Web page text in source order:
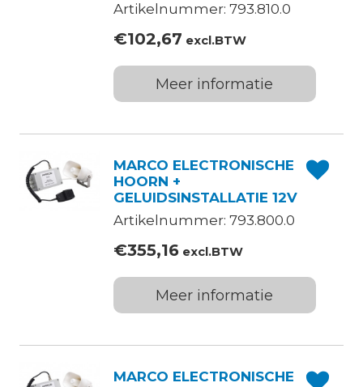
Artikelnummer: 793.810.0
€102,67 excl.BTW
Meer informatie
MARCO ELECTRONISCHE
HOORN +
GELUIDSINSTALLATIE 12V
Artikelnummer: 793.800.0
€355,16excl.BTW
Meer informatie
MARCO ELECTRONISCHE